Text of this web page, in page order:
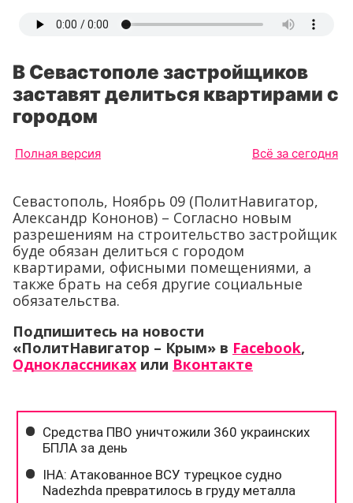
В Севастополе застройщиков
заставят делиться квартирами с
городом
Полная версия Всё за сегодня
Севастополь, Ноябрь 09 (ПолитНавигатор,
Александр Кононов) – Согласно новым
разрешениям на строительство застройщик
буде обязан делиться с городом
квартирами, офисными помещениями, а
также брать на себя другие социальные
обязательства.
Подпишитесь на новости
«ПолитНавигатор – Крым» в Facebook,
Одноклассниках или Вконтакте